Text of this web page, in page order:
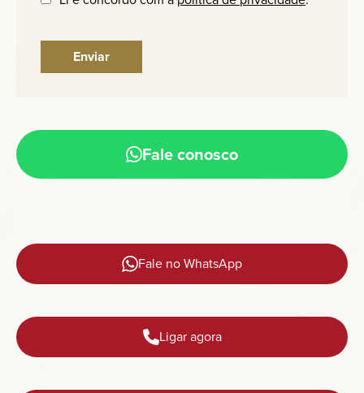
Fale conosco
Fale no WhatsApp
Ligar agora